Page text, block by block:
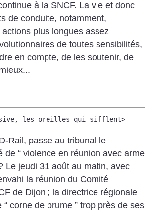
à la SNCF. La vie et donc
de conduite, notamment,
plus longues assez
de toutes sensibilités,
en compte, de les soutenir, de
les oreilles qui sifflent>
Rail, passe au tribunal le
de “ violence en réunion avec arme
Le jeudi 31 août au matin, avec
la réunion du Comité
de Dijon ; la directrice régionale
“ corne de brume ” trop près de ses